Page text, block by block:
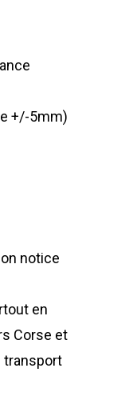
+/-5mm)
notice
en
Corse et
transport